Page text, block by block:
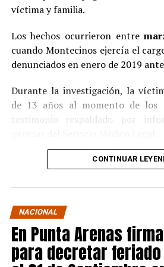
víctima y familia.
Los hechos ocurrieron entre
cuando Montecinos ejercía el
denunciados en enero de 2019
Durante la investigación, la
de 13 años al momento de los
testimonio respaldado por
Ante la contundencia de los
aceptó los cargosen un
La condena y el cumplimiento en
ElJuzgado de Garantía de
noviembre de 2021, condenando
tres años y un día de presidio
CONTINUAR
NACIONAL
En Punta Arenas
para decretar